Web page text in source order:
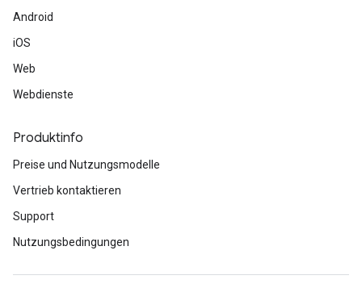
Android
iOS
Web
Webdienste
Produktinfo
Preise und Nutzungsmodelle
Vertrieb kontaktieren
Support
Nutzungsbedingungen